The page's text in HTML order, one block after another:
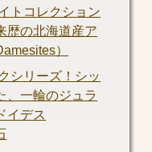
トコレクション
歴の北海道産ア
）
シリーズ！シッ
、一輪のジュラ
イデス